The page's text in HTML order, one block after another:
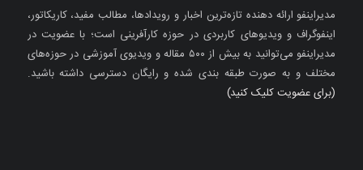
مدیراینفو ارائه دهنده تازه‌ترین اخبار و رویدادها، مطالب مفید، کاریکاتور،
اینفوگراف و ویدیوهای کاربردی در حوزه کارآفرینی است؛ با عضویت در
مدیراینفو می‌توانید به بیش از ۵۰۰ مقاله و ویدیوی آموزشی در حوزه‌های
مختلف و به صورت طبقه بندی شده و رایگان دسترسی داشته باشید.
(برای عضویت کلیک کنید)